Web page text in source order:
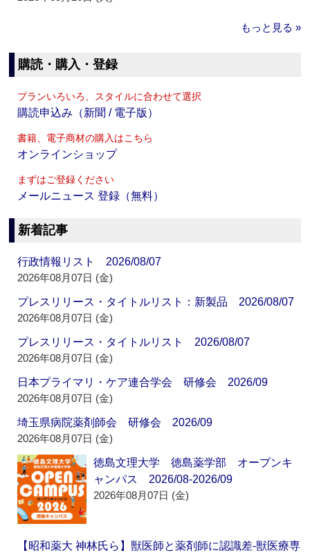
もっと見る »
購読・購入・登録
プランいろいろ、スタイルに合わせて選択
購読申込み（新聞 / 電子版）
書籍、電子商材の購入はこちら
オンラインショップ
まずはご登録ください
メールニュース 登録（無料）
新着記事
行政情報リスト 2026/08/07
2026年08月07日 (金)
プレスリリース・タイトルリスト：新製品 2026/08/07
2026年08月07日 (金)
プレスリリース・タイトルリスト 2026/08/07
2026年08月07日 (金)
日本プライマリ・ケア連合学会 研修会 2026/09
2026年08月07日 (金)
埼玉県病院薬剤師会 研修会 2026/09
2026年08月07日 (金)
徳島文理大学 徳島薬学部 オープンキ
ャンパス 2026/08-2026/09
2026年08月07日 (金)
【昭和薬大 神林氏ら】獣医師と薬剤師に認識差‐獣医療専